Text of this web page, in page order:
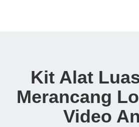
Kit Alat
Merancang
Video